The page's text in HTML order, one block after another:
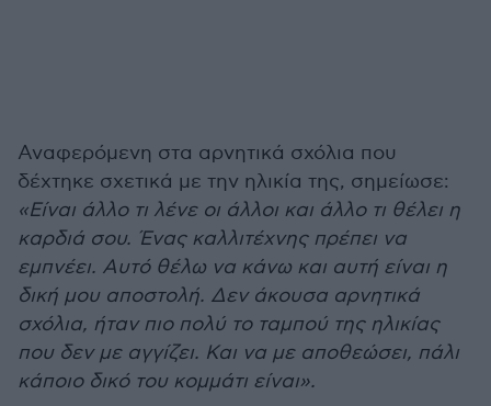
Αναφερόμενη στα αρνητικά σχόλια που
δέχτηκε σχετικά με την ηλικία της, σημείωσε:
«Είναι άλλο τι λένε οι άλλοι και άλλο τι θέλει η
καρδιά σου. Ένας καλλιτέχνης πρέπει να
εμπνέει. Αυτό θέλω να κάνω και αυτή είναι η
δική μου αποστολή. Δεν άκουσα αρνητικά
σχόλια, ήταν πιο πολύ το ταμπού της ηλικίας
που δεν με αγγίζει. Και να με αποθεώσει, πάλι
κάποιο δικό του κομμάτι είναι».